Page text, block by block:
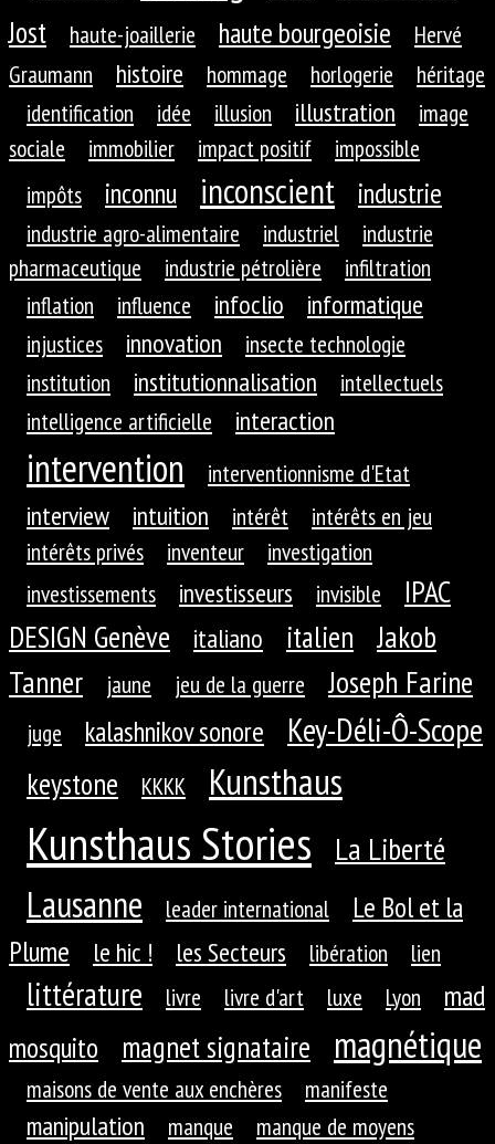
Jost
haute-joaillerie haute bourgeoisie
Hervé
Graumann
histoire hommage horlogerie
héritage
identification
idée illusion illustration
image
sociale
immobilier impact positif
impossible
impôts
inconnu inconscient industrie
industrie agro-alimentaire industriel
industrie
pharmaceutique
industrie pétrolière
infiltration
inflation
influence infoclio informatique
injustices innovation
insecte technologie
institution
institutionnalisation
intellectuels
intelligence artificielle
interaction
intervention interventionnisme d'Etat
interview intuition intérêt
intérêts en jeu
intérêts privés
inventeur
investigation
investissements
investisseurs invisible
IPAC
DESIGN Genève
italiano italien
Jakob
Tanner
jaune jeu de la guerre Joseph Farine
juge kalashnikov sonore Key-Déli-Ô-Scope
keystone KKKK Kunsthaus
Kunsthaus Stories La Liberté
Lausanne leader international
Le Bol et la
Plume
le hic ! les Secteurs libération lien
littérature livre livre d'art luxe Lyon
mad
mosquito
magnet signataire magnétique
maisons de vente aux enchères manifeste
manipulation manque manque de moyens